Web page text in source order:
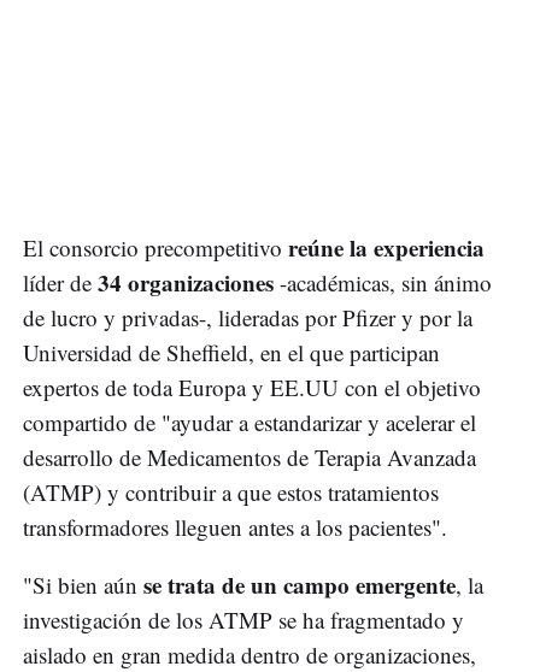
El consorcio precompetitivo reúne la experiencia
líder de 34 organizaciones -académicas, sin ánimo
de lucro y privadas-, lideradas por Pfizer y por la
Universidad de Sheffield, en el que participan
expertos de toda Europa y EE.UU con el objetivo
compartido de "ayudar a estandarizar y acelerar el
desarrollo de Medicamentos de Terapia Avanzada
(ATMP) y contribuir a que estos tratamientos
transformadores lleguen antes a los pacientes".
"Si bien aún se trata de un campo emergente, la
investigación de los ATMP se ha fragmentado y
aislado en gran medida dentro de organizaciones,